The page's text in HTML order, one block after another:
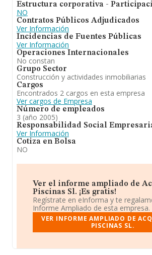
Estructura corporativa -
NO
Contratos Públicos Adjudicados
Ver Información
Incidencias de Fuentes Públicas
Ver Información
Operaciones Internacionales
No constan
Grupo Sector
Construcción y actividades inmobiliarias
Cargos
Encontrados 2 cargos en esta empresa
Ver cargos de Empresa
Número de empleados
3 (año 2005)
Responsabilidad Social
Ver Información
Cotiza en Bolsa
NO
Ver el informe ampliado de
Piscinas Sl. ¡Es gratis!
Regístrate en eInforma y te
Informe Ampliado de esta empresa.
VER INFORME AMPLIADO DE
PISCINAS SL.